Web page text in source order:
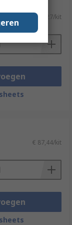
€ 106,27/kit
€ 87,44/kit